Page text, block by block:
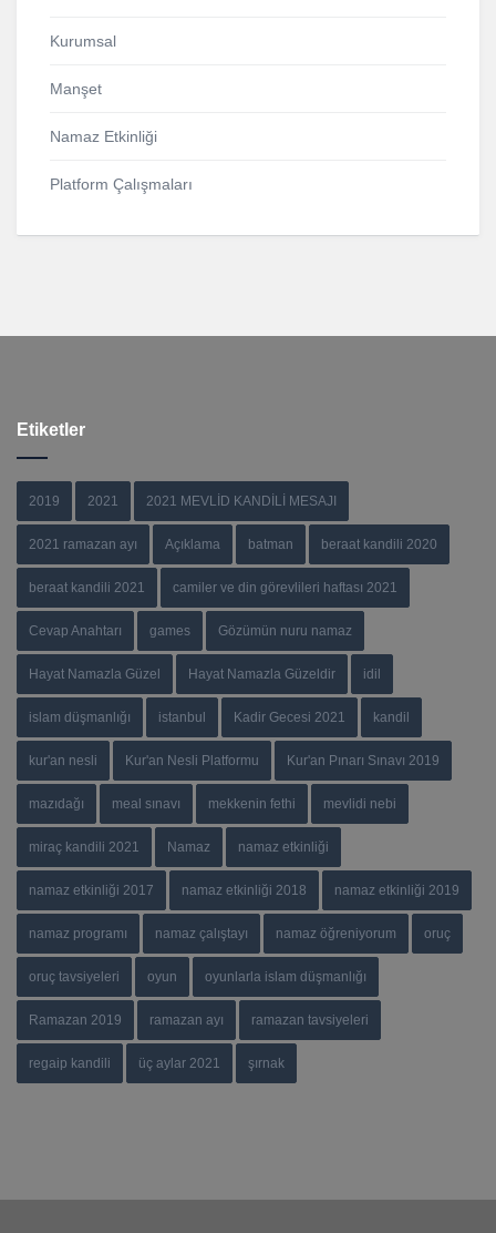
Kurumsal
Manşet
Namaz Etkinliği
Platform Çalışmaları
Etiketler
2019 2021 2021 MEVLİD KANDİLİ MESAJI
2021 ramazan ayı Açıklama batman beraat kandili 2020
beraat kandili 2021 camiler ve din görevlileri haftası 2021
Cevap Anahtarı games Gözümün nuru namaz
Hayat Namazla Güzel Hayat Namazla Güzeldir idil
islam düşmanlığı istanbul Kadir Gecesi 2021 kandil
kur'an nesli Kur'an Nesli Platformu Kur'an Pınarı Sınavı 2019
mazıdağı meal sınavı mekkenin fethi mevlidi nebi
miraç kandili 2021 Namaz namaz etkinliği
namaz etkinliği 2017 namaz etkinliği 2018 namaz etkinliği 2019
namaz programı namaz çalıştayı namaz öğreniyorum oruç
oruç tavsiyeleri oyun oyunlarla islam düşmanlığı
Ramazan 2019 ramazan ayı ramazan tavsiyeleri
regaip kandili üç aylar 2021 şırnak